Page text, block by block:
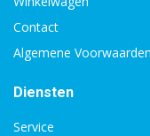
Contact
Algemene Voorwaarden
Diensten
Service